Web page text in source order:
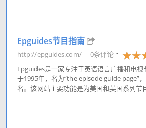
Epguides节目指南
http://epguides.com/ 0条评论
Epguides是一家专注于英语语言广播和电
于1995年，名为“the episode guide page”
名。该网站主要功能是为美国和英国系列节